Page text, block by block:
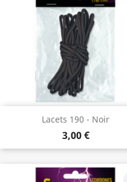
Lacets 190 - Noir
3,00 €